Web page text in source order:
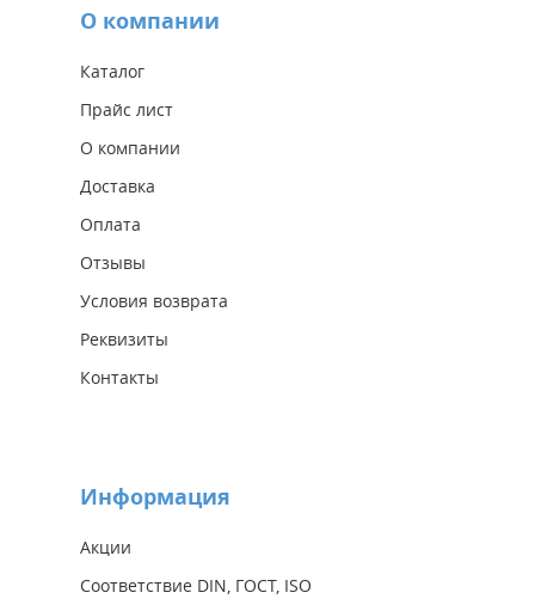
О компании
Каталог
Прайс лист
О компании
Доставка
Оплата
Отзывы
Условия возврата
Реквизиты
Контакты
Информация
Акции
Соответствие DIN, ГОСТ, ISO